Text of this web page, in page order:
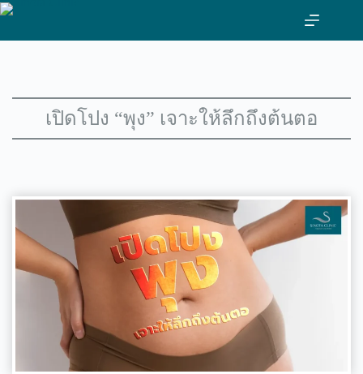
ข้าม
เปิดโปง “พุง” เจาะให้ลึกถึงต้นตอ